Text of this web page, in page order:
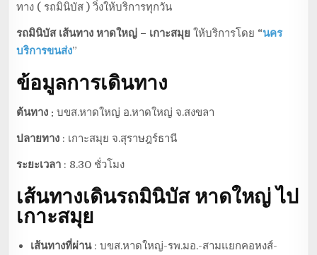
ทาง ( รถมินิบัส ) วิ่งให้บริการทุกวัน
รถมินิบัส เส้นทาง หาดใหญ่ – เกาะสมุย ให้บริการโดย “นคร
บริการขนส่ง”
ข้อมูลการเดินทาง
ต้นทาง : บขส.หาดใหญ่ อ.หาดใหญ่ จ.สงขลา
ปลายทาง : เกาะสมุย จ.สุราษฎร์ธานี
ระยะเวลา : 8.30 ชั่วโมง
เส้นทางเดินรถมินิบัส หาดใหญ่ ไป
เกาะสมุย
เส้นทางที่ผ่าน : บขส.หาดใหญ่-รพ.มอ.-สามแยกคอหงส์-